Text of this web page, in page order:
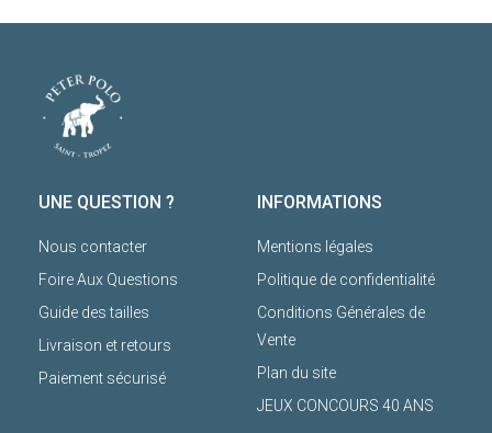
UNE QUESTION ?
Nous contacter
Foire Aux Questions
Guide des tailles
Livraison et retours
Paiement sécurisé
INFORMATIONS
Mentions légales
Politique de confidentialité
Conditions Générales de
Vente
Plan du site
JEUX CONCOURS 40 ANS